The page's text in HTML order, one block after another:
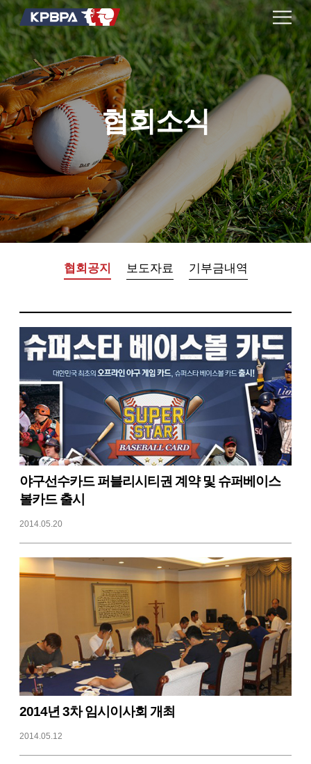
협회소식
협회공지 보도자료 기부금내역
야구선수카드 퍼블리시티권 계약 및 슈퍼베이스
볼카드 출시
2014.05.20
2014년 3차 임시이사회 개최
2014.05.12